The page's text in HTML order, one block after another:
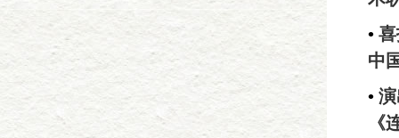
•
中
•
《